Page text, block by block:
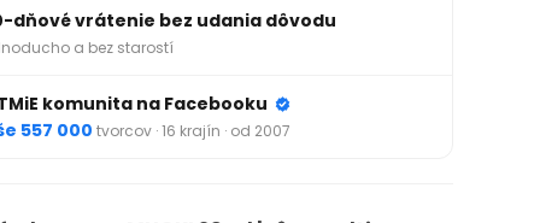
dňové vrátenie bez udania dôvodu
a bez starostí
komunita na Facebooku
557 000 tvorcov · 16 krajín · od 2007